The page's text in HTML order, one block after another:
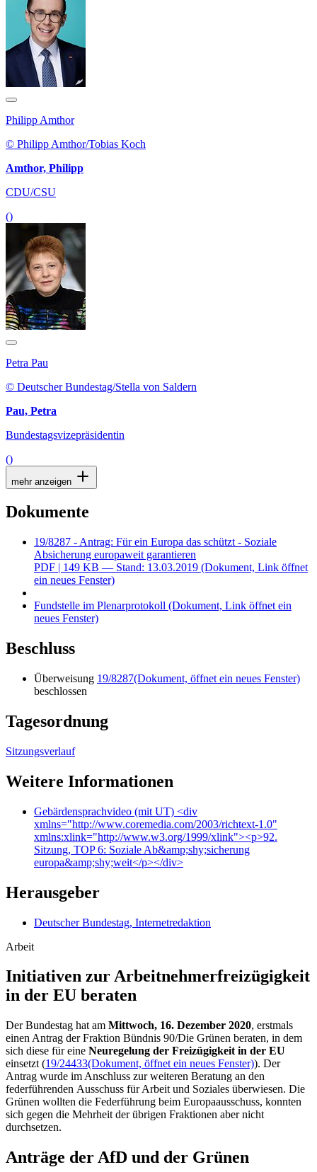
Philipp Amthor
© Philipp Amthor/Tobias Koch
Amthor, Philipp
CDU/CSU
()
Petra Pau
© Deutscher Bundestag/Stella von Saldern
Pau, Petra
Bundestagsvizepräsidentin
()
mehr anzeigen
Dokumente
19/8287 - Antrag: Für ein Europa das schützt - Soziale
Absicherung europaweit garantieren
PDF | 149 KB — Stand: 13.03.2019 (Dokument, Link öffnet
ein neues Fenster)
Fundstelle im Plenarprotokoll (Dokument, Link öffnet ein
neues Fenster)
Beschluss
Überweisung 19/8287(Dokument, öffnet ein neues Fenster)
beschlossen
Tagesordnung
Sitzungsverlauf
Weitere Informationen
Gebärdensprachvideo (mit UT) <div
xmlns="http://www.coremedia.com/2003/richtext-1.0"
xmlns:xlink="http://www.w3.org/1999/xlink"><p>92.
Sitzung, TOP 6: Soziale Ab&amp;shy;sicherung
europa&amp;shy;weit</p></div>
Herausgeber
Deutscher Bundestag, Internetredaktion
Arbeit
Initiativen zur Ar­beit­nehmer­freizügig­keit
in der EU beraten
Der Bundestag hat am Mittwoch, 16. Dezember 2020, erstmals
einen Antrag der Fraktion Bündnis 90/Die Grünen beraten, in dem
sich diese für eine Neuregelung der Freizügigkeit in der EU
einsetzt (19/24433(Dokument, öffnet ein neues Fenster)). Der
Antrag wurde im Anschluss zur weiteren Beratung an den
federführenden Ausschuss für Arbeit und Soziales überwiesen. Die
Grünen wollten die Federführung beim Europaausschuss, konnten
sich gegen die Mehrheit der übrigen Fraktionen aber nicht
durchsetzen.
Anträge der AfD und der Grünen